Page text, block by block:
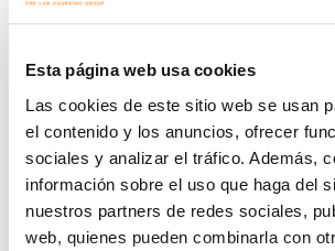
Esta página web usa cookies
Las cookies de este sitio web se usan
el contenido y los anuncios, ofrecer
sociales y analizar el tráfico. Además,
información sobre el uso que haga del
nuestros partners de redes sociales,
web, quienes pueden combinarla con
Imprimir ficha de
producto
Características
Capacidad (l) : 5
Cuello : Ancho
Diámetro interno boca (mm) : 84
Diámetro externo boca (mm) : 94
Altura (mm) : 340
Pack (u.) : 4
Bidones de polietileno de alta densidad
Ver más